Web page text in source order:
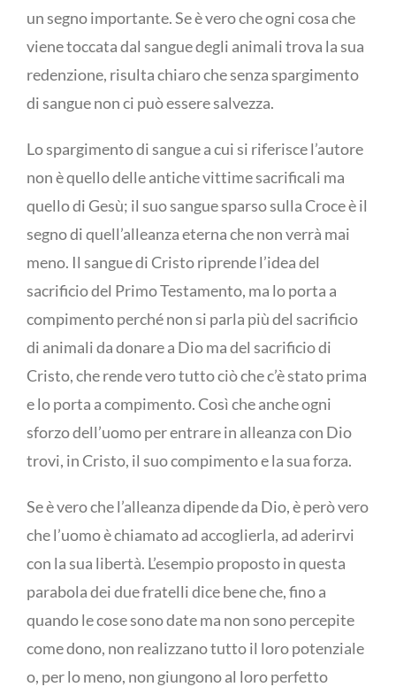
un segno importante. Se è vero che ogni cosa che
viene toccata dal sangue degli animali trova la sua
redenzione, risulta chiaro che senza spargimento
di sangue non ci può essere salvezza.
Lo spargimento di sangue a cui si riferisce l’autore
non è quello delle antiche vittime sacrificali ma
quello di Gesù; il suo sangue sparso sulla Croce è il
segno di quell’alleanza eterna che non verrà mai
meno. Il sangue di Cristo riprende l’idea del
sacrificio del Primo Testamento, ma lo porta a
compimento perché non si parla più del sacrificio
di animali da donare a Dio ma del sacrificio di
Cristo, che rende vero tutto ciò che c’è stato prima
e lo porta a compimento. Così che anche ogni
sforzo dell’uomo per entrare in alleanza con Dio
trovi, in Cristo, il suo compimento e la sua forza.
Se è vero che l’alleanza dipende da Dio, è però vero
che l’uomo è chiamato ad accoglierla, ad aderirvi
con la sua libertà. L’esempio proposto in questa
parabola dei due fratelli dice bene che, fino a
quando le cose sono date ma non sono percepite
come dono, non realizzano tutto il loro potenziale
o, per lo meno, non giungono al loro perfetto